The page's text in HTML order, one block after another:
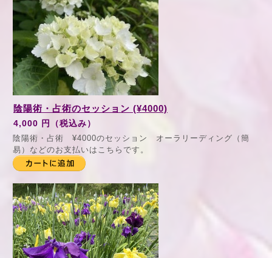
陰陽術・占術のセッション (¥4000)
4,000 円（税込み）
陰陽術・占術 ¥4000のセッション オーラリーディング（簡
易）などのお支払いはこちらです。